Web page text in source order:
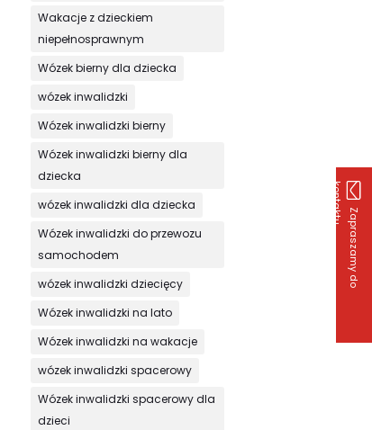
Z
a
p
r
a
s
z
a
m
y
d
o
k
o
n
t
a
k
t
u
Wakacje z dzieckiem
niepełnosprawnym
Wózek bierny dla dziecka
wózek inwalidzki
Wózek inwalidzki bierny
Wózek inwalidzki bierny dla
dziecka
wózek inwalidzki dla dziecka
Wózek inwalidzki do przewozu
samochodem
wózek inwalidzki dziecięcy
Wózek inwalidzki na lato
Wózek inwalidzki na wakacje
wózek inwalidzki spacerowy
Wózek inwalidzki spacerowy dla
dzieci